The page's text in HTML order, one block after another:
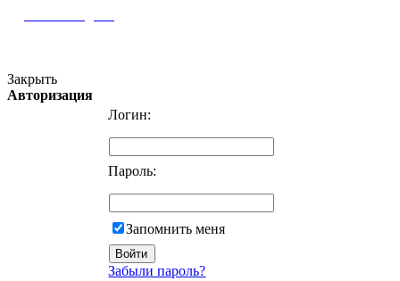
Закрыть
Авторизация
Логин:
Пароль:
Запомнить меня
Забыли пароль?